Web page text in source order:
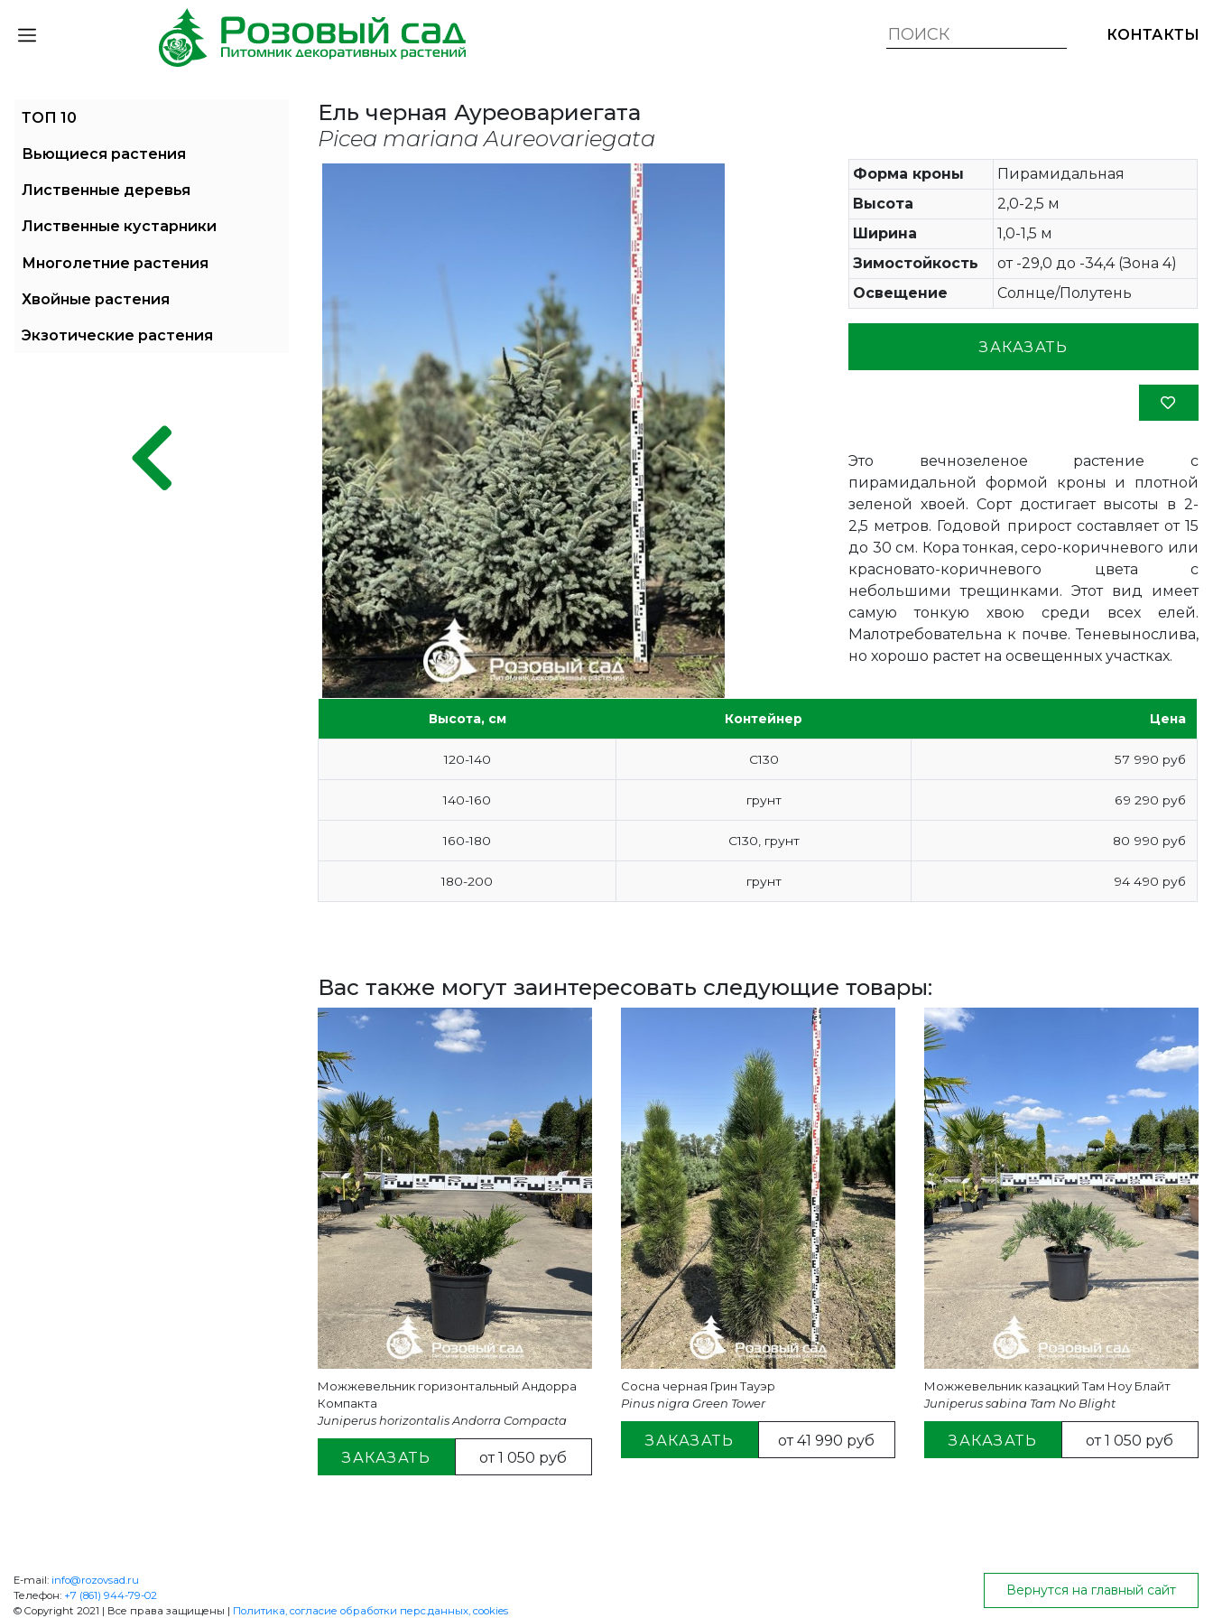
КОНТАКТЫ
+7 (861) 944-79-02
ТОП 10
Вьющиеся растения
Лиственные деревья
Лиственные кустарники
Многолетние растения
Хвойные растения
Экзотические растения
Ель черная Ауреовариегата
Picea mariana Aureovariegata
Форма кроны
Пирамидальная
Высота
2,0-2,5 м
Ширина
1,0-1,5 м
Зимостойкость
от -29,0 до -34,4 (Зона 4)
Освещение
Солнце/Полутень
ЗАКАЗАТЬ
Это вечнозеленое растение с
пирамидальной формой кроны и плотной
зеленой хвоей. Сорт достигает высоты в 2-
2,5 метров. Годовой прирост составляет от 15
до 30 см. Кора тонкая, серо-коричневого или
красновато-коричневого цвета с
небольшими трещинками. Этот вид имеет
самую тонкую хвою среди всех елей.
Малотребовательна к почве. Теневынослива,
но хорошо растет на освещенных участках.
Высота, см Контейнер Цена
120-140 С130 57 990 руб
140-160 грунт 69 290 руб
160-180 С130, грунт 80 990 руб
180-200 грунт 94 490 руб
Вас также могут заинтересовать следующие товары:
Можжевельник горизонтальный Андорра
Компакта
Juniperus horizontalis Andorra Compacta
ЗАКАЗАТЬ от 1 050 руб
Сосна черная Грин Тауэр
Pinus nigra Green Tower
ЗАКАЗАТЬ от 41 990 руб
Можжевельник казацкий Там Ноу Блайт
Juniperus sabina Tam No Blight
ЗАКАЗАТЬ от 1 050 руб
E-mail: info@rozovsad.ru
Телефон: +7 (861) 944-79-02
© Copyright 2021 | Все права защищены | Политика, согласие обработки перс.данных, cookies
Вернутся на главный сайт